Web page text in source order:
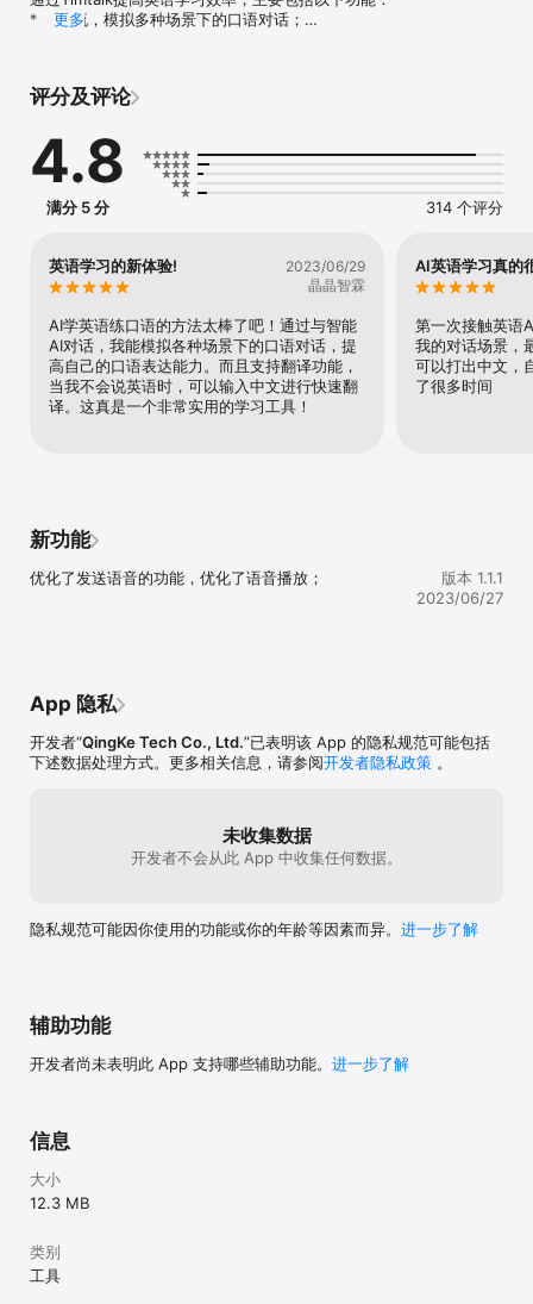
* AI交流，模拟多种场景下的口语对话；
* 语法检查；
AI学英语，练口语，快速提升英语沟通能力。与智能AI对话，练习各
种场景的口语表达，智能对话建议，自动语法检查，加强词汇量，改
变您的英语学习体验。
Timtalk是更懂你的AI英语私教，AI口语训练，提升词汇量，学习英语
加倍提速！
通过Timtalk提高英语学习效率，主要包括以下功能：
* 与AI交流，模拟多种场景下的口语对话；
* 多种对话角色，覆盖更多场景；
* 练习日常交流、旅行、消费、面试等等；
* 词汇扩展，加强词汇量与高级语法；
* 语法检查，纠正表达中的错误句式；
在对话过程中给予指引，协助找到相关的词汇，并创建良好的对话体
验。
【语法检查】
在你的任何消息中，可使用语法检查功能，发现中是否存在语法错
的词语与表达方式。
【精准翻译】
中文翻译英文工具，辅助在对话过程中的表达，AI消息更可以一键翻
借助知名且强大的语音识别引擎，理解您的任何发音，更好的与AI进
通过微软的tts技术，AI角色发音自然且地道，不同的角色拥有不同的
更多
评分及评论
4.8
满分 5 分 314 个评分
英语学习的新体验!
2023/06/29
晶晶智霖
AI学英语练口语的方法太棒了吧！通过与智能
AI对话，我能模拟各种场景下的口语对话，提
高自己的口语表达能力。而且支持翻译功能，
当我不会说英语时，可以输入中文进行快速翻
译。这真是一个非常实用的学习工具！
AI英语学习真的
第一次接触英语
我的对话场景，
可以打出中文，
了很多时间
新功能
优化了发送语音的功能，优化了语音播放；
版本 1.1.1
2023/06/27
App 隐私
开发者“QingKe Tech Co., Ltd.”已表明该 App 的隐私规范可能包括
下述数据处理方式。更多相关信息，请参阅开发者隐私政策 。
未收集数据
开发者不会从此 App 中收集任何数据。
隐私规范可能因你使用的功能或你的年龄等因素而异。 进一步了解
辅助功能
开发者尚未表明此 App 支持哪些辅助功能。 进一步了解
信息
大小
12.3 MB
类别
工具